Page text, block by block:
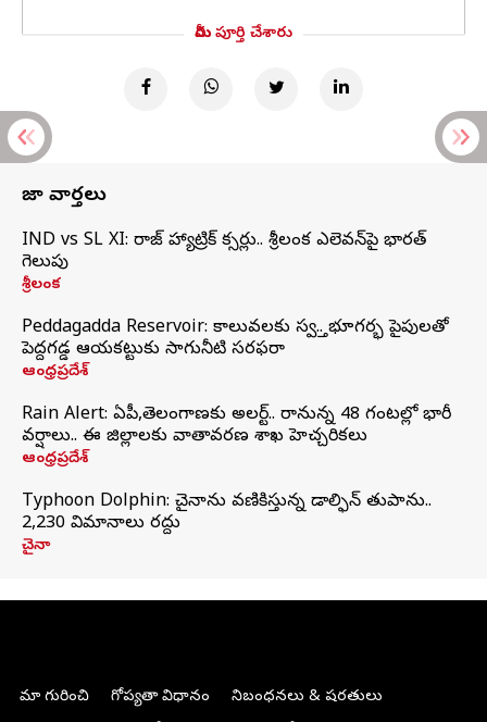
మీరు పూర్తి చేశారు
తాజా వార్తలు
IND vs SL XI: సిరాజ్‌ హ్యాట్రిక్‌ సిక్సర్లు.. శ్రీలంక ఎలెవన్‌పై భారత్‌
గెలుపు
శ్రీలంక
Peddagadda Reservoir: కాలువలకు స్వస్తి.. భూగర్భ పైపులతో
పెద్దగడ్డ ఆయకట్టుకు సాగునీటి సరఫరా
ఆంధ్రప్రదేశ్
Rain Alert: ఏపీ,తెలంగాణకు అలర్ట్.. రానున్న 48 గంటల్లో భారీ
వర్షాలు.. ఈ జిల్లాలకు వాతావరణ శాఖ హెచ్చరికలు
ఆంధ్రప్రదేశ్
Typhoon Dolphin: చైనాను వణికిస్తున్న డాల్ఫిన్‌ తుపాను..
2,230 విమానాలు రద్దు
చైనా
మా గురించి గోప్యతా విధానం
నిబంధనలు & షరతులు